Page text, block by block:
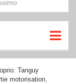
Tanguy
motorisation,